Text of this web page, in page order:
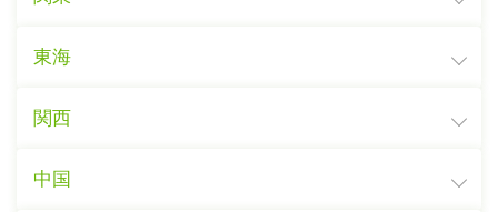
東海
関西
中国